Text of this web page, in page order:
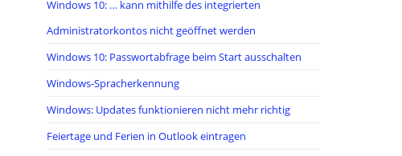
Windows 10: … kann mithilfe des integrierten
Administratorkontos nicht geöffnet werden
Windows 10: Passwortabfrage beim Start ausschalten
Windows-Spracherkennung
Windows: Updates funktionieren nicht mehr richtig
Feiertage und Ferien in Outlook eintragen